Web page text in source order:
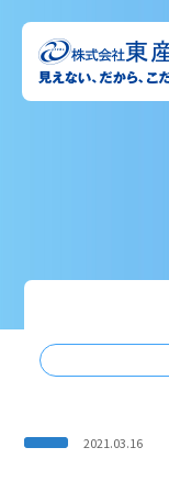
2021.03.16